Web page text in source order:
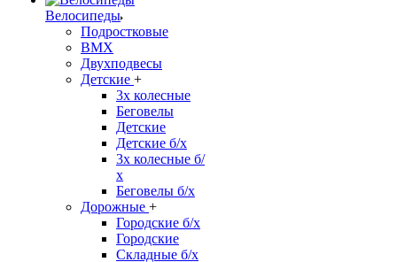
Велосипеды
Подростковые
BMX
Двухподвесы
Детские +
3х колесные
Беговелы
Детские
Детские б/х
3х колесные б/
х
Беговелы б/х
Дорожные +
Городские б/х
Городские
Складные б/х